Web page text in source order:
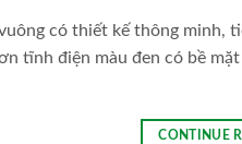
có thiết kế thông minh,
tĩnh điện màu đen có bề
CONTINUE